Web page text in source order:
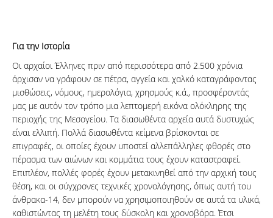
Για την Ιστορία
Οι αρχαίοι Έλληνες πριν από περισσότερα από 2.500 χρόνια
άρχισαν να γράφουν σε πέτρα, αγγεία και χαλκό καταγράφοντας
μισθώσεις, νόμους, ημερολόγια, χρησμούς κ.ά., προσφέροντάς
μας με αυτόν τον τρόπο μια λεπτομερή εικόνα ολόκληρης της
περιοχής της Μεσογείου. Τα διασωθέντα αρχεία αυτά δυστυχώς
είναι ελλιπή. Πολλά διασωθέντα κείμενα βρίσκονται σε
επιγραφές, οι οποίες έχουν υποστεί αλλεπάλληλες φθορές στο
πέρασμα των αιώνων και κομμάτια τους έχουν καταστραφεί.
Επιπλέον, πολλές φορές έχουν μετακινηθεί από την αρχική τους
θέση, και οι σύγχρονες τεχνικές χρονολόγησης, όπως αυτή του
άνθρακα-14, δεν μπορούν να χρησιμοποιηθούν σε αυτά τα υλικά,
καθιστώντας τη μελέτη τους δύσκολη και χρονοβόρα. Έτσι